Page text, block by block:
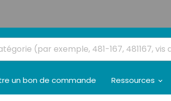
un bon de commande Ressources